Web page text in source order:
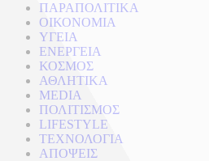
ΠΑΡΑΠΟΛΙΤΙΚΑ
ΟΙΚΟΝΟΜΙΑ
ΥΓΕΙΑ
ΕΝΕΡΓΕΙΑ
ΚΟΣΜΟΣ
ΑΘΛΗΤΙΚΑ
MEDIA
ΠΟΛΙΤΙΣΜΟΣ
LIFESTYLE
ΤΕΧΝΟΛΟΓΙΑ
ΑΠΟΨΕΙΣ